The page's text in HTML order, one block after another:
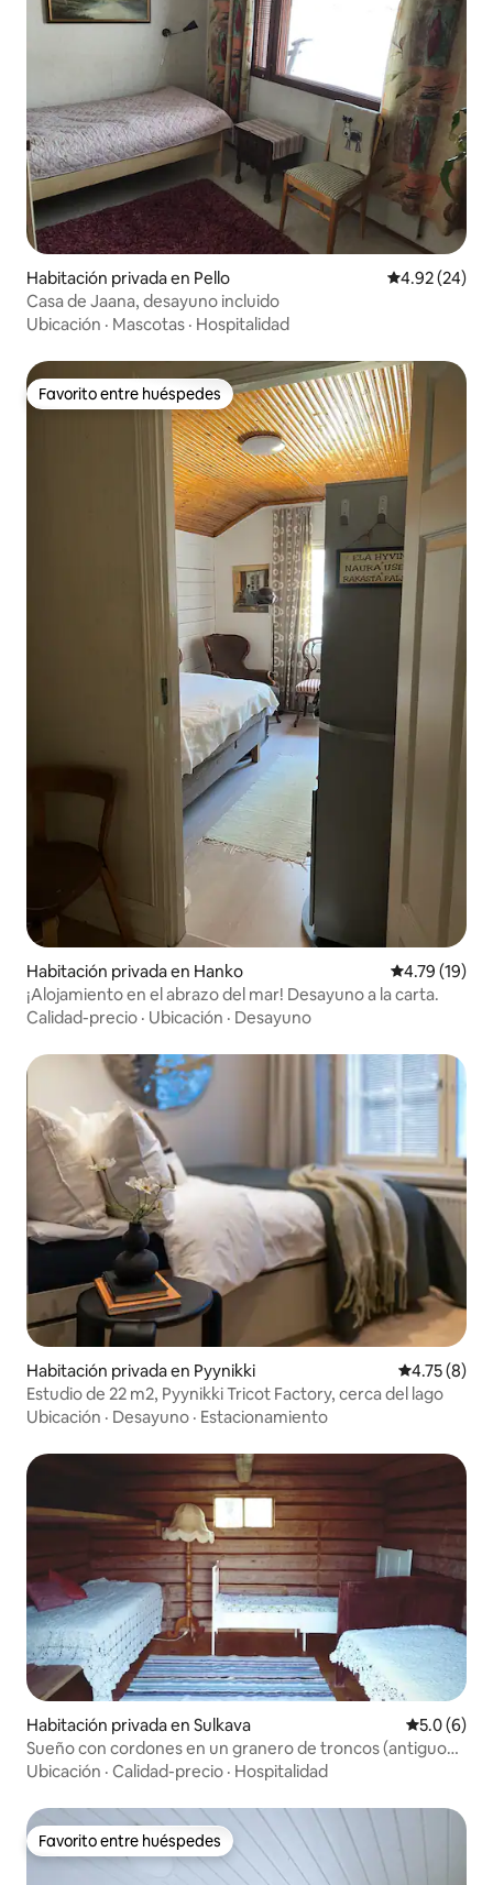
Habitación privada en Pello Calificación
4.92 (24)
Casa de Jaana, desayuno incluido
Ubicación · Mascotas · Hospitalidad
Favorito entre huéspedes
Favorito entre huéspedes
Habitación privada en Hanko Calificación
4.79 (19)
¡Alojamiento en el abrazo del mar! Desayuno a la carta.
Calidad-precio · Ubicación · Desayuno
Habitación privada en Pyynikki Calificación
4.75 (8)
Estudio de 22 m2, Pyynikki Tricot Factory, cerca del lago
Ubicación · Desayuno · Estacionamiento
Habitación privada en Sulkava
5.0 (6)
Sueño con cordones en un granero de troncos (antiguo
granero para 4 personas)
Ubicación · Calidad-precio · Hospitalidad
Favorito entre huéspedes
Favorito entre huéspedes